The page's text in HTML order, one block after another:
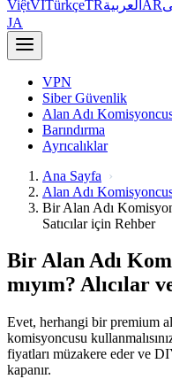
ViệtVITürkçeTRالعربية AR
JA
VPN
Siber Güvenlik
Alan Adı
Barındırma
Ayrıcalıklar
Ana Sayfa
Alan Adı
Bir Alan Adı
Satıcılar için Rehber
Bir Alan Adı
mıyım? Alıcılar
Evet, herhangi bir premium
komisyoncusu
fiyatları müzakere eder ve
kapanır.